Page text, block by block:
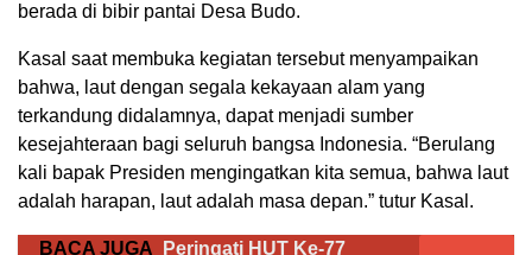
berada di bibir pantai Desa Budo.
Kasal saat membuka kegiatan tersebut menyampaikan
bahwa, laut dengan segala kekayaan alam yang
terkandung didalamnya, dapat menjadi sumber
kesejahteraan bagi seluruh bangsa Indonesia. “Berulang
kali bapak Presiden mengingatkan kita semua, bahwa laut
adalah harapan, laut adalah masa depan.” tutur Kasal.
BACA JUGA
Peringati HUT Ke-77